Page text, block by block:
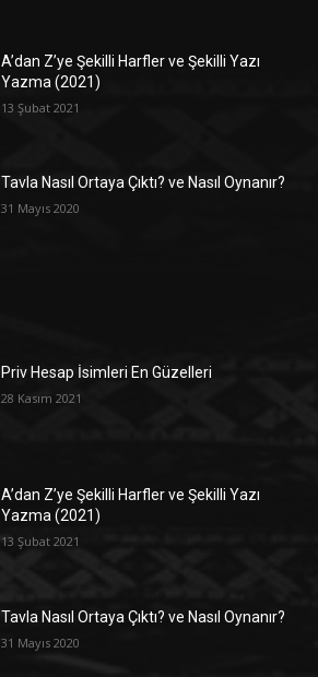
A’dan Z’ye Şekilli Harfler ve Şekilli Yazı
Yazma (2021)
13 Şubat 2021
Tavla Nasıl Ortaya Çıktı? ve Nasıl Oynanır?
31 Mayıs 2020
Priv Hesap İsimleri En Güzelleri
28 Kasım 2021
A’dan Z’ye Şekilli Harfler ve Şekilli Yazı
Yazma (2021)
13 Şubat 2021
Tavla Nasıl Ortaya Çıktı? ve Nasıl Oynanır?
31 Mayıs 2020